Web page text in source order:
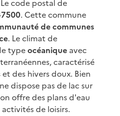
code postal de
. Cette commune
de communes
. Le climat de
typeocéaniqueavec
caractérisé
des hivers doux. Bien
dispose pas de lac sur
offre des plans d'eau
de loisirs.